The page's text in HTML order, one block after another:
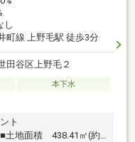
し
町線 上野毛駅 徒歩3分
田谷区上野毛２
本下水
ト
積 438.41㎡(約